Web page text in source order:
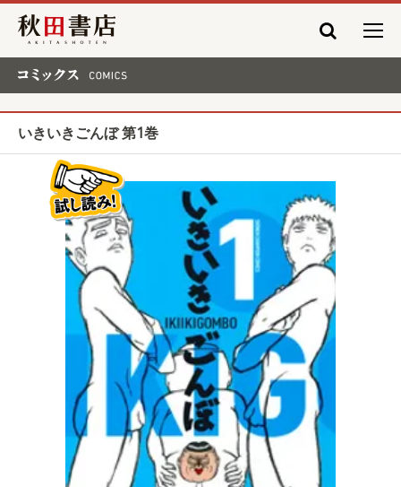
秋田書店
いきいきごんぼ 第1巻